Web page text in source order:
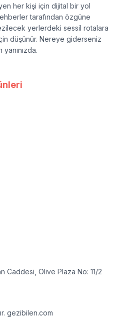
her kişi için dijital bir yol
tarafından özgüne
yerlerdeki sessil rotalara
düşünür. Nereye giderseniz
Caddesi, Olive Plaza No: 11/2
gezibilen.com